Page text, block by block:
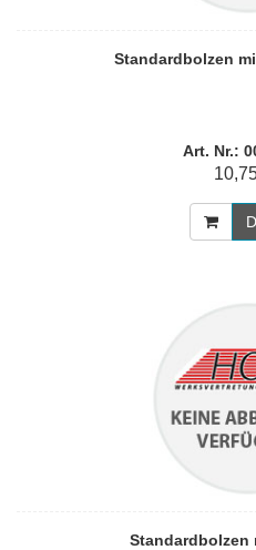
Standardbolzen
Art. Nr.:
Standardbolzen